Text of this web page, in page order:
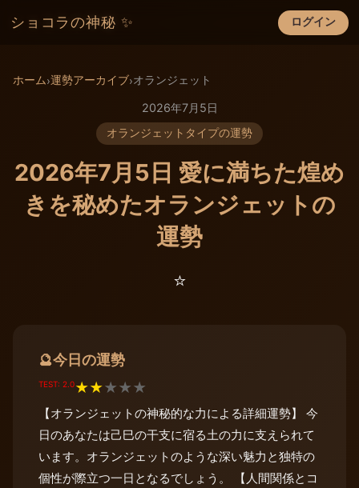
ショコラの神秘 ✨ ログイン
×
ホーム›運勢アーカイブ›オランジェット
2026年7月5日
オランジェットタイプの運勢
2026年7月5日 愛に満ちた煌め
きを秘めたオランジェットの
運勢
⭐️
🔮今日の運勢
TEST: 2.0★★★★★
【オランジェットの神秘的な力による詳細運勢】 今
日のあなたは己巳の干支に宿る土の力に支えられて
います。オランジェットのような深い魅力と独特の
個性が際立つ一日となるでしょう。 【人間関係とコ